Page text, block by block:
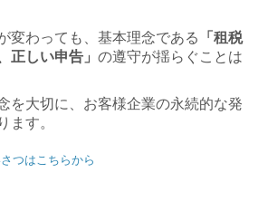
変わっても、基本理念である
「租税
正しい申告」 の遵守が揺らぐことは
を大切に、お客様企業の永続的な発
ます。